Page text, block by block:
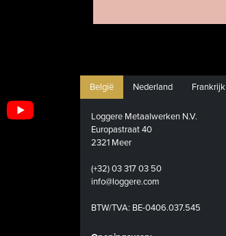
België Nederland Frankrijk
Loggere Metaalwerken N.V.
Europastraat 40
2321 Meer
(+32) 03 317 03 50
info@loggere.com
BTW/TVA: BE-0406.037.545